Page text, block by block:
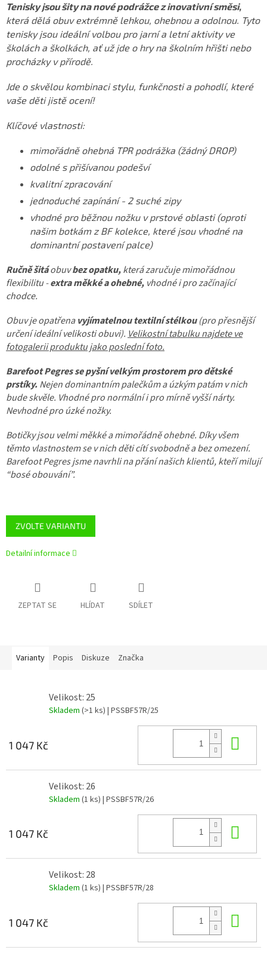
ZVOLTE VARIANTU
Tenisky jsou šity na nové podrážce z inovativní směsi,
která dělá obuv extrémně lehkou, ohebnou a odolnou. Tyto
tenisky jsou ideální volbou pro jarní a letní aktivity ve
školách a školkách, ať už jde o hry na školním hřišti nebo
procházky v přírodě.
Jde o skvělou kombinaci stylu, funkčnosti a pohodlí, které
vaše děti jistě ocení!
Klíčové vlastnosti:
mimořádně ohebná TPR podrážka (žádný DROP)
odolné s přišívanou podešví
kvalitní zpracování
jednoduché zapínání - 2 suché zipy
vhodné pro běžnou nožku v prstové oblasti (oproti
našim botkám z BF kolekce, které jsou vhodné na
dominantní postavení palce)
Ručně šitáobuvbez opatku,která zaručuje mimořádnou
flexibilitu -extra měkké a ohebné, vhodné i pro začínající
chodce.
Obuv je opatřenavyjímatelnou textilní stélkou(pro přesnější
určení ideální velikosti obuvi).Velikostní tabulku najdete ve
fotogalerii produktu jako poslední foto.
Barefoot Pegres se pyšní velkým prostorem pro dětské
prstíky.Nejen dominantním palečkům a úzkým patám v nich
bude skvěle. Vhodné pro normální i pro mírně vyšší nárty.
Nevhodné pro úzké nožky.
Botičky jsou velmi měkké a mimořádně ohebné. Díky všem
těmto vlastnostem se v nich děti cítí svobodně a bez omezení.
Barefoot Pegres jsme navrhli na přání našich klientů, kteří milují
“bosé obouvání”.
Detailní informace
ZEPTAT SE HLÍDAT SDÍLET
Varianty Popis Diskuze Značka
Velikost: 25
Skladem (>1 ks) | PSSBF57R/25
1 047 Kč
Velikost: 26
Skladem (1 ks) | PSSBF57R/26
1 047 Kč
Velikost: 28
Skladem (1 ks) | PSSBF57R/28
1 047 Kč